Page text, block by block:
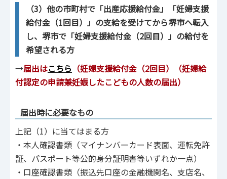
（3）他の市町村で「出産応援給付金」「妊婦支援
給付金（1回目）」の支給を受けてから堺市へ転入
し、堺市で「妊婦支援給付金（2回目）」の給付を
希望される方
→届出はこちら （妊婦支援給付金（2回目）（妊婦給
付認定の申請兼妊娠したこどもの人数の届出）
届出時に必要なもの
上記（1）に当てはまる方
・本人確認書類（マイナンバーカード表面、運転免許
証、パスポート等公的身分証明書等いずれか一点）
・口座確認書類（振込先口座の金融機関名、支店名、